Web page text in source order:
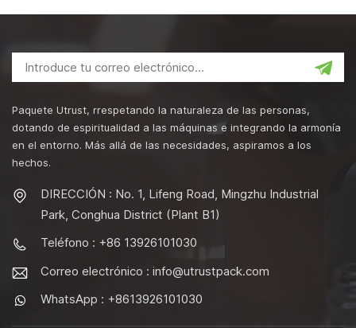
Paquete Utrust, rrespetando la naturaleza de las personas,
dotando de espiritualidad a las máquinas e integrando la armonía
en el entorno. Más allá de las necesidades, aspiramos a los
hechos.
DIRECCIÓN : No. 1, Lifeng Road, Mingzhu Industrial
Park, Conghua District (Plant B1)
Teléfono : +86 13926101030
Correo electrónico : info@utrustpack.com
WhatsApp : +8613926101030